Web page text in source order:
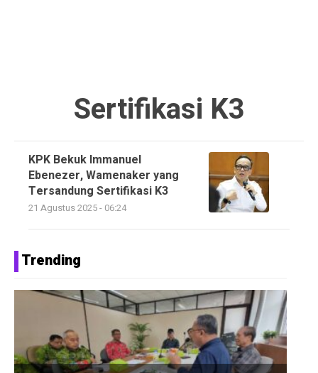
Sertifikasi K3
KPK Bekuk Immanuel
Ebenezer, Wamenaker yang
Tersandung Sertifikasi K3
21 Agustus 2025 - 06:24
Trending